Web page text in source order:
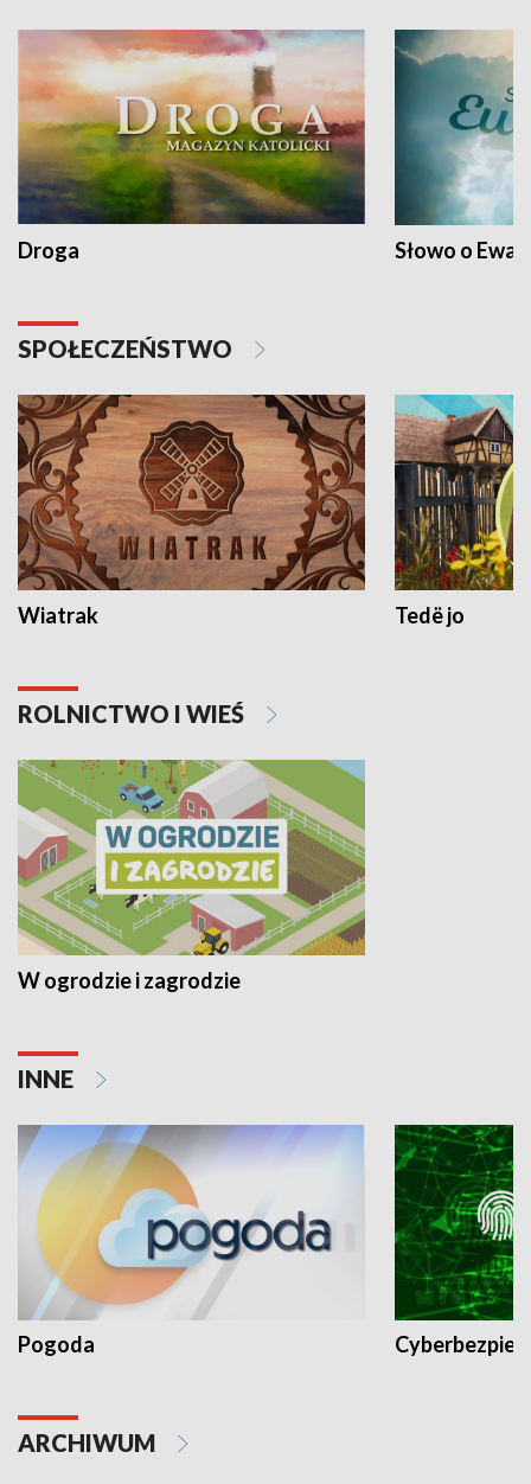
Droga Słowo o
SPOŁECZEŃSTWO
Wiatrak Tedë jo
ROLNICTWO I WIEŚ
W ogrodzie i zagrodzie
INNE
Pogoda
ARCHIWUM